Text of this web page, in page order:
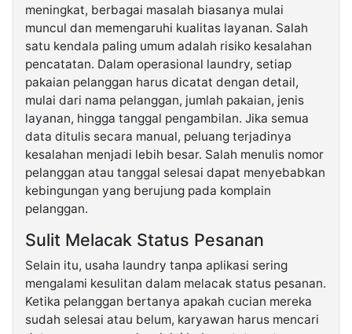
meningkat, berbagai masalah biasanya mulai
muncul dan memengaruhi kualitas layanan. Salah
satu kendala paling umum adalah risiko kesalahan
pencatatan. Dalam operasional laundry, setiap
pakaian pelanggan harus dicatat dengan detail,
mulai dari nama pelanggan, jumlah pakaian, jenis
layanan, hingga tanggal pengambilan. Jika semua
data ditulis secara manual, peluang terjadinya
kesalahan menjadi lebih besar. Salah menulis nomor
pelanggan atau tanggal selesai dapat menyebabkan
kebingungan yang berujung pada komplain
pelanggan.
Sulit Melacak Status Pesanan
Selain itu, usaha laundry tanpa aplikasi sering
mengalami kesulitan dalam melacak status pesanan.
Ketika pelanggan bertanya apakah cucian mereka
sudah selesai atau belum, karyawan harus mencari